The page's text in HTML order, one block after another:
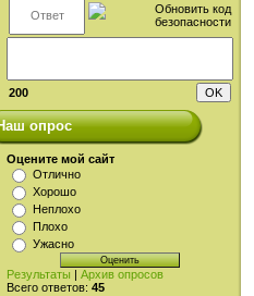
200
опрос
Оцените мой сайт
Отлично
Хорошо
Неплохо
Плохо
Ужасно
Результаты
Архив опросов
Всего ответов: 45